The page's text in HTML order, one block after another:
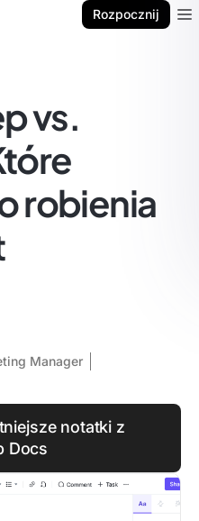
Rozpocznij
vs.
robienia
Manager
notatki z
Docs